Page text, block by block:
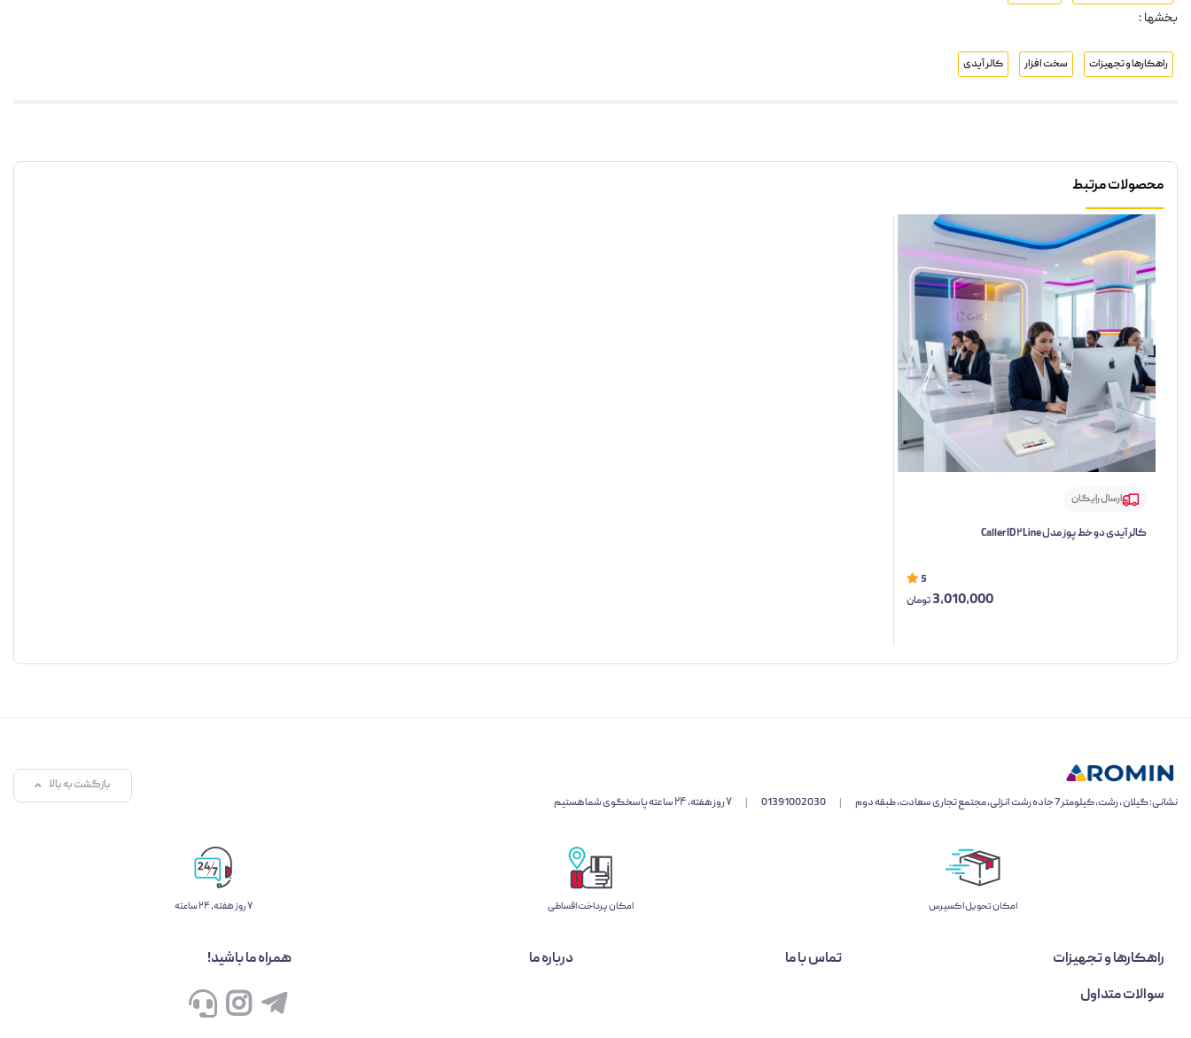
بخشها :
راهکارها و تجهیزات سخت افزار کالر آیدی
محصولات مرتبط
ارسال رایگان
کالر آیدی دو خط پوز مدل Caller ID ۲Line
5
3,010,000 تومان
نشانی: گیلان ، رشت، کیلومتر 7 جاده رشت انزلی، مجتمع تجاری سعادت، طبقه دوم |
01391002030
| ۷ روز هفته، ۲۴ ساعته پاسخگوی شما هستیم
بازگشت به بالا
اﻣﮑﺎن ﺗﺤﻮﯾﻞ اﮐﺴﭙﺮس امکان پرداخت اقساطی ۷ روز ﻫﻔﺘﻪ، ۲۴ ﺳﺎﻋﺘﻪ
راهکارها و تجهیزات تماس با ما
درباره ما
سوالات متداول
همراه ما باشید!